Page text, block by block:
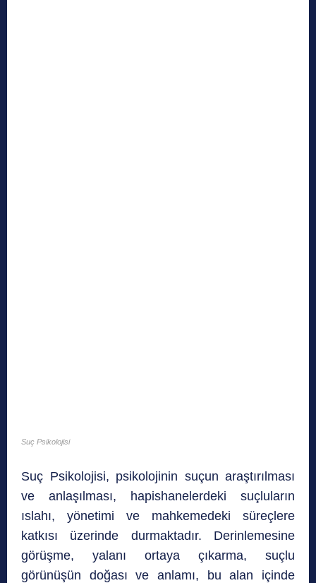
Suç Psikolojisi
Suç Psikolojisi, psikolojinin suçun araştırılması
ve anlaşılması, hapishanelerdeki suçluların
ıslahı, yönetimi ve mahkemedeki süreçlere
katkısı üzerinde durmaktadır. Derinlemesine
görüşme, yalanı ortaya çıkarma, suçlu
görünüşün doğası ve anlamı, bu alan içinde